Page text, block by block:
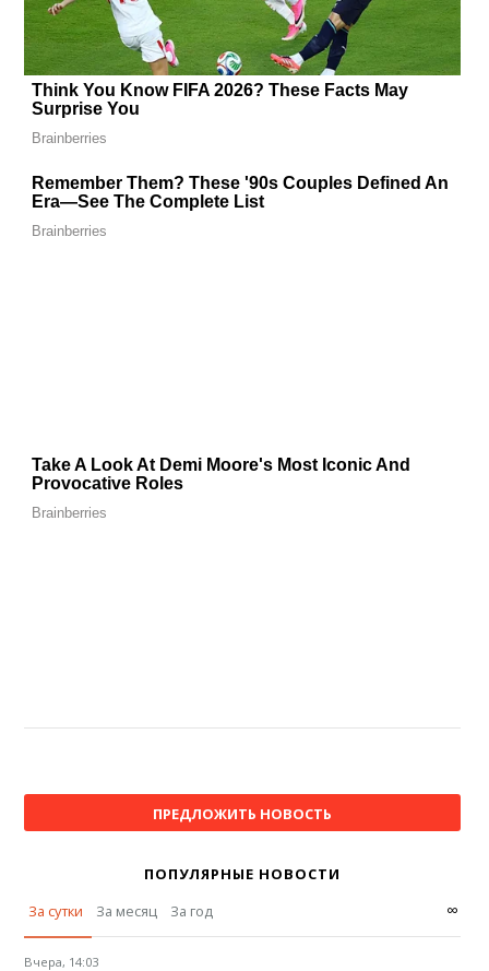
ПРЕДЛОЖИТЬ НОВОСТЬ
ПОПУЛЯРНЫЕ НОВОСТИ
За сутки
За месяц За год ∞
Вчера, 14:03